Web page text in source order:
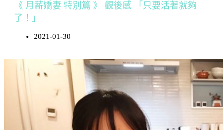
《 月薪嬌妻 特別篇 》 觀後感 「只要活著就夠
了！」
2021-01-30